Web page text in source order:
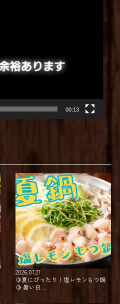
00:13
2026.07.27
⁡🍋夏にぴったり！塩レモンもつ鍋
🍋 暑い日…